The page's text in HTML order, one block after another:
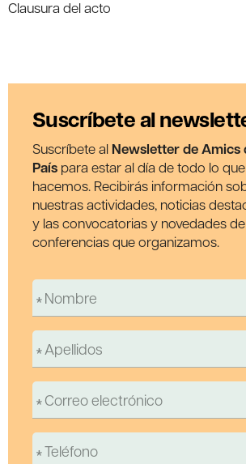
Clausura del acto
Suscríbete al
Suscríbete al Newsletter de Amics
País para estar al día de todo lo que
hacemos. Recibirás información
nuestras actividades, noticias
y las convocatorias y novedades
conferencias que organizamos.